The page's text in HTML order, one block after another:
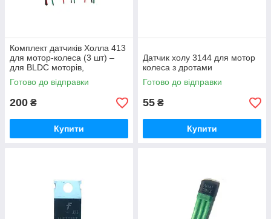
Комплект датчиків Холла 413
для мотор-колеса (3 шт) –
для BLDC моторів,
електровелосипедів та
самокатів
Готово до відправки
200 ₴
Купити
Датчик холу 3144 для мотор
колеса з дротами
Готово до відправки
55 ₴
Купити